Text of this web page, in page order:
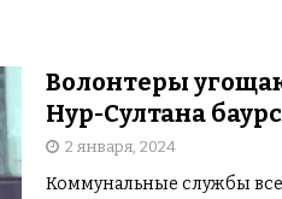
Волонтеры
Нур-Султана
2 января, 2024
Коммунальные службы